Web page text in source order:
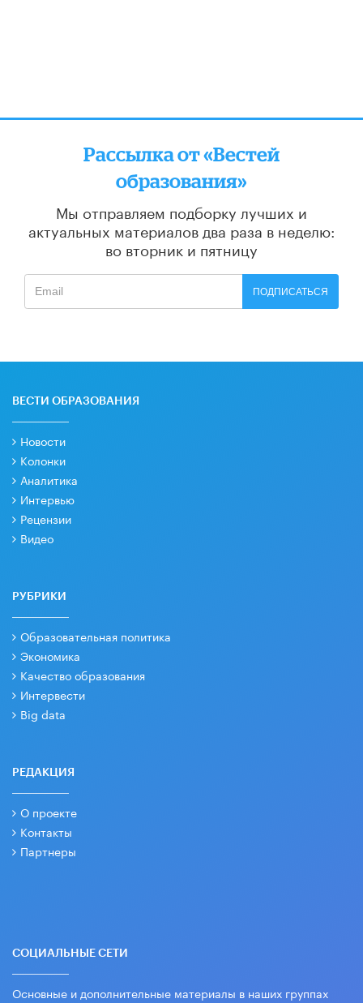
Рассылка от «Вестей
образования»
Мы отправляем подборку лучших и
актуальных материалов два раза в неделю:
во вторник и пятницу
ПОДПИСАТЬСЯ
ВЕСТИ ОБРАЗОВАНИЯ
Новости
Колонки
Аналитика
Интервью
Рецензии
Видео
РУБРИКИ
Образовательная политика
Экономика
Качество образования
Интервести
Big data
РЕДАКЦИЯ
О проекте
Контакты
Партнеры
СОЦИАЛЬНЫЕ СЕТИ
Основные и дополнительные материалы в наших группах